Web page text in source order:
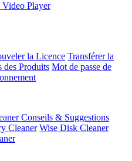
Video Player
la Licence Transférer la
des Produits Mot de passe de
Conseils & Suggestions
Cleaner Wise Disk Cleaner